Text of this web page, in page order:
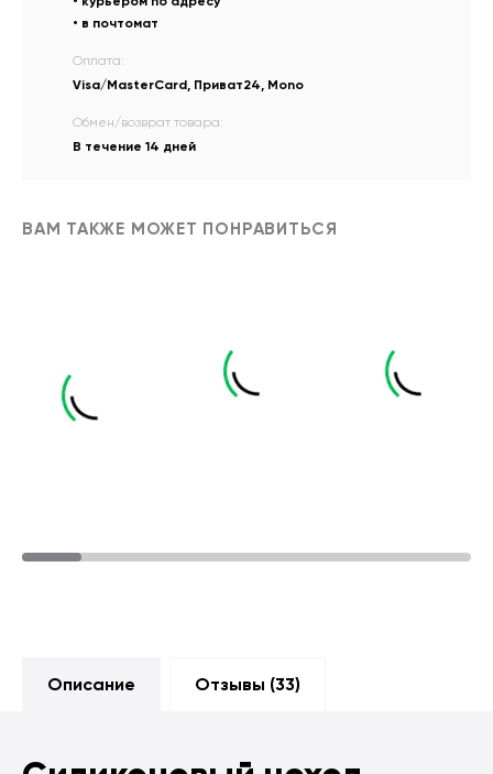
• в почтомат
Оплата:
Visa/MasterCard, Приват24, Mono
Обмен/возврат товара:
В течение 14 дней
ВАМ ТАКЖЕ МОЖЕТ ПОНРАВИТЬСЯ
Описание Отзывы (33)